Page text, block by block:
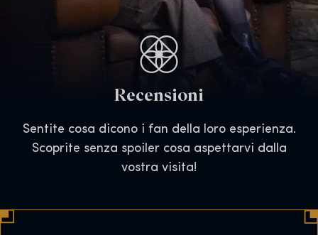
Recensioni
Sentite cosa dicono i fan della loro esperienza.
Scoprite senza spoiler cosa aspettarvi dalla
vostra visita!